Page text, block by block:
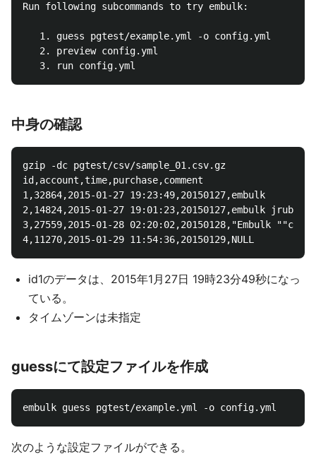
Run following subcommands to try embulk:
   1. guess pgtest/example.yml -o config.yml
   2. preview config.yml
中身の確認
gzip -dc pgtest/csv/sample_01.csv.gz
id,account,time,purchase,comment
1,32864,2015-01-27 19:23:49,20150127,embulk
2,14824,2015-01-27 19:01:23,20150127,embulk jruby
3,27559,2015-01-28 02:20:02,20150128,"Embulk
id1のデータは、2015年1月27日 19時23分49秒になっ
ている。
タイムゾーンは未指定
guessにて設定ファイルを作成
次のような設定ファイルができる。